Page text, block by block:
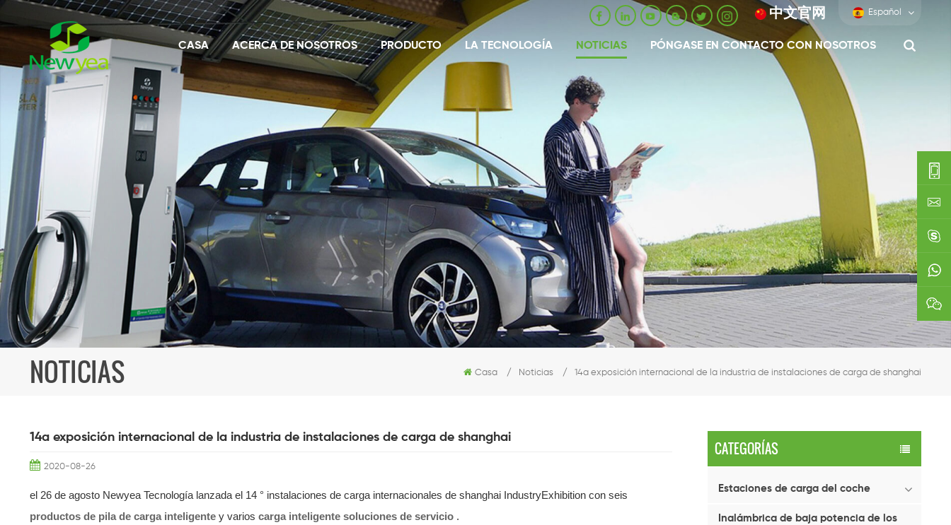
中文官网 Español
CASA ACERCA DE NOSOTROS PRODUCTO LA TECNOLOGÍA NOTICIAS PÓNGASE EN CONTACTO CON NOSOTROS
NOTICIAS Casa / Noticias / 14a exposición internacional de la industria de instalaciones de carga de shanghai
CATEGORÍAS
Estaciones de carga del coche
Inalámbrica de baja potencia de los
14a exposición internacional de la industria de instalaciones de carga de shanghai
2020-08-26
el 26 de agosto Newyea Tecnología lanzada el 14 ° instalaciones de carga internacionales de shanghai IndustryExhibition con seis
productos de pila de carga inteligente y varios carga inteligente soluciones de servicio .
0086-
0592-